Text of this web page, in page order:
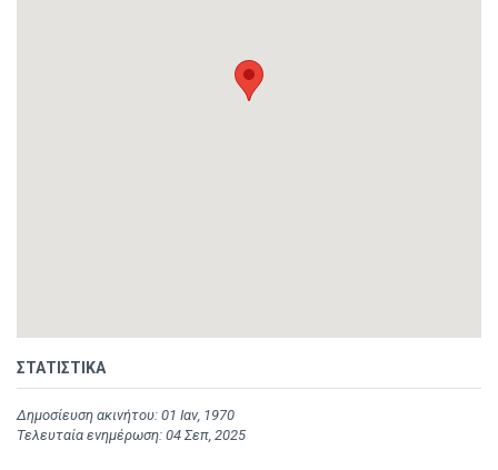
ΣΤΑΤΙΣΤΙΚΑ
Δημοσίευση ακινήτου: 01 Ιαν, 1970
Τελευταία ενημέρωση: 04 Σεπ, 2025